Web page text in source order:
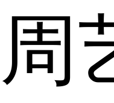
周